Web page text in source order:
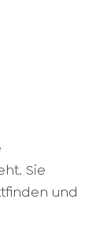
Sie
und